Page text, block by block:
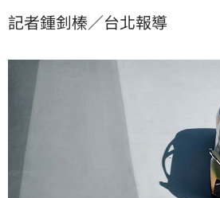
記者鍾釗榛／台北報導